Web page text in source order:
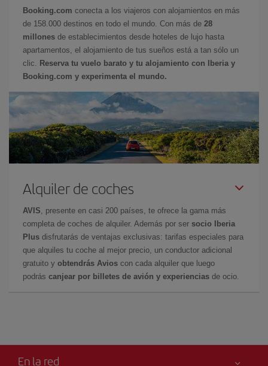
Booking.com conecta a los viajeros con alojamientos en más
de 158.000 destinos en todo el mundo. Con más de 28
millones de establecimientos desde hoteles de lujo hasta
apartamentos, el alojamiento de tus sueños está a tan sólo un
clic.
Reserva tu vuelo barato y tu alojamiento con Iberia y
Booking.com y experimenta el mundo.
Alquiler de coches
AVIS , presente en casi 200 países, te ofrece la gama más
completa de coches de alquiler. Además por ser socio Iberia
Plus disfrutarás de ventajas exclusivas: tarifas especiales para
que alquiles tu coche al mejor precio, un conductor adicional
gratuito y obtendrás Avios con cada alquiler que luego
podrás canjear por billetes de avión y experiencias de ocio.
En la red